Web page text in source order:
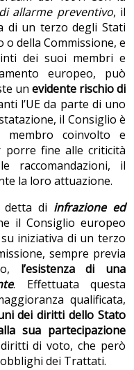
di allarme preventivo, il
di un terzo degli Stati
della Commissione, e
dei suoi membri e
europeo, può
un evidente rischio di
l’UE da parte di uno
il Consiglio è
coinvolto e
porre fine alle criticità
raccomandazioni, il
la loro attuazione.
detta di infrazione ed
il Consiglio europeo
iniziativa di un terzo
sempre previa
l’esistenza di una
. Effettuata questa
qualificata,
dei diritti dello Stato
sua partecipazione
di voto, che però
dei Trattati.